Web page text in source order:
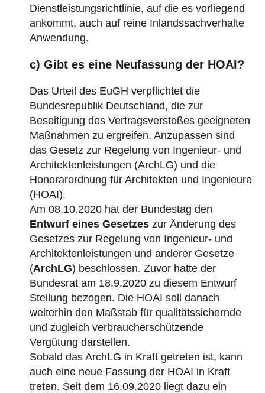
Dienstleistungsrichtlinie, auf die es vorliegend
ankommt, auch auf reine Inlandssachverhalte
Anwendung.
c) Gibt es eine Neufassung der HOAI?
Das Urteil des EuGH verpflichtet die
Bundesrepublik Deutschland, die zur
Beseitigung des Vertragsverstoßes geeigneten
Maßnahmen zu ergreifen. Anzupassen sind
das Gesetz zur Regelung von Ingenieur- und
Architektenleistungen (ArchLG) und die
Honorarordnung für Architekten und Ingenieure
(HOAI).
Am 08.10.2020 hat der Bundestag den
Entwurf eines Gesetzes zur Änderung des
Gesetzes zur Regelung von Ingenieur- und
Architektenleistungen und anderer Gesetze
(ArchLG) beschlossen. Zuvor hatte der
Bundesrat am 18.9.2020 zu diesem Entwurf
Stellung bezogen. Die HOAI soll danach
weiterhin den Maßstab für qualitätssichernde
und zugleich verbraucherschützende
Vergütung darstellen.
Sobald das ArchLG in Kraft getreten ist, kann
auch eine neue Fassung der HOAI in Kraft
treten. Seit dem 16.09.2020 liegt dazu ein